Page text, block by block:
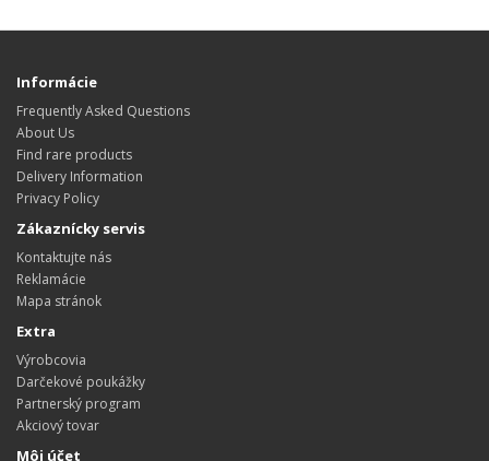
Informácie
Frequently Asked Questions
About Us
Find rare products
Delivery Information
Privacy Policy
Zákaznícky servis
Kontaktujte nás
Reklamácie
Mapa stránok
Extra
Výrobcovia
Darčekové poukážky
Partnerský program
Akciový tovar
Môj účet